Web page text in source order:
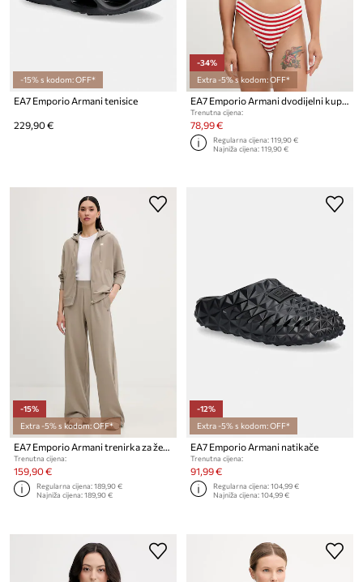
-15% s kodom: OFF*
EA7 Emporio Armani tenisice
229,90 €
-34%
Extra -5% s kodom: OFF*
EA7 Emporio Armani dvodijelni kupaći kostim za žene
Trenutna cijena:
78,99 €
Regularna cijena:119,90 €
Najniža cijena:119,90 €
-15%
Extra -5% s kodom: OFF*
EA7 Emporio Armani trenirka za žene od pamuka s elastanom
Trenutna cijena:
159,90 €
Regularna cijena:189,90 €
Najniža cijena:189,90 €
-12%
Extra -5% s kodom: OFF*
EA7 Emporio Armani natikače
Trenutna cijena:
91,99 €
Regularna cijena:104,99 €
Najniža cijena:104,99 €